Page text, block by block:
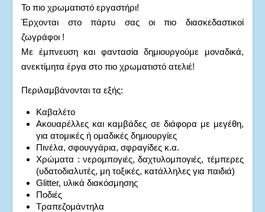
Το πιο χρωματιστό εργαστήρι!
Έρχονται στο πάρτυ σας οι πιο διασκεδαστικοί
ζωγράφοι !
Με έμπνευση και φαντασία δημιουργούμε μοναδικά,
ανεκτίμητα έργα στο πιο χρωματιστό ατελιέ!
Περιλαμβάνονται τα εξής:
Καβαλέτο
Ακουαρέλλες και καμβάδες σε διάφορα με μεγέθη,
για ατομικές ή ομαδικές δημιουργίες
Πινέλα, σφουγγάρια, σφραγίδες κ.α.
Χρώματα : νερομπογιές, δαχτυλομπογιές, τέμπερες
(υδατοδιαλυτές, μη τοξικές, κατάλληλες για παιδιά)
Glitter, υλικά διακόσμησης
Ποδιές
Τραπεζομάντηλα